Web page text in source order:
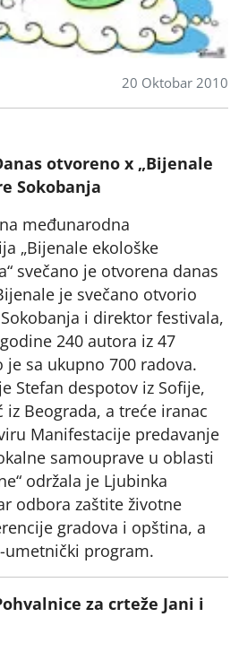
20 Oktobar 2010
otvoreno x „Bijenale
Sokobanja
međunarodna
„Bijenale ekološke
svečano je otvorena danas
je svečano otvorio
i direktor festivala,
240 autora iz 47
sa ukupno 700 radova.
Stefan despotov iz Sofije,
Beograda, a treće iranac
Manifestacije predavanje
samouprave u oblasti
održala je Ljubinka
odbora zaštite životne
gradova i opština, a
program.
za crteže Jani i